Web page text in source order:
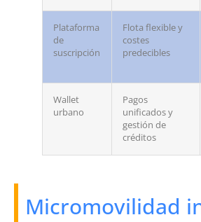
Plataforma
de
suscripción
Flota flexible y
costes
predecibles
Wallet
urbano
Pagos
unificados y
gestión de
créditos
Micromovilidad